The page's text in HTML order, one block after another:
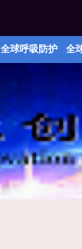
全球呼吸防护 全